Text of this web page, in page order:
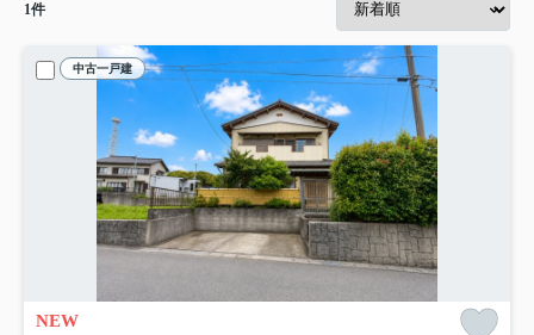
1件
中古一戸建
NEW